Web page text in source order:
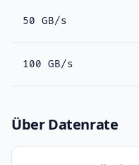
50 GB/s
100 GB/s
Über Datenrate